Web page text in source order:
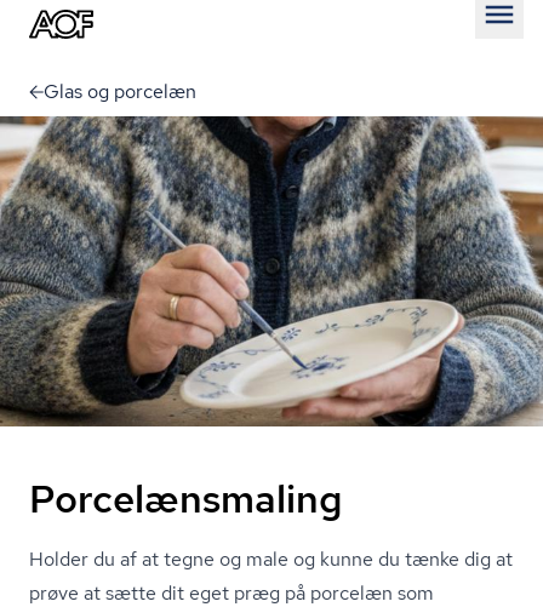
Glas og porcelæn
Porcelænsmaling
Holder du af at tegne og male og kunne du tænke dig at
prøve at sætte dit eget præg på porcelæn som